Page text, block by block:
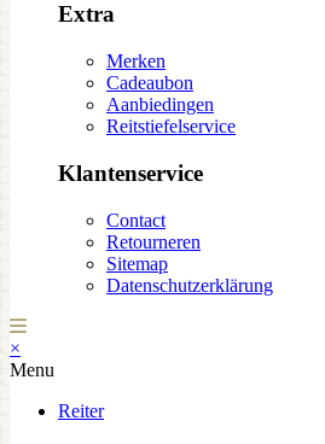
Extra
Merken
Cadeaubon
Aanbiedingen
Reitstiefelservice
Klantenservice
Contact
Retourneren
Sitemap
Datenschutzerklärung
×
Menu
Reiter